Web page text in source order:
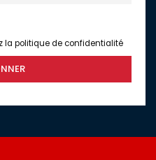
la politique de confidentialité